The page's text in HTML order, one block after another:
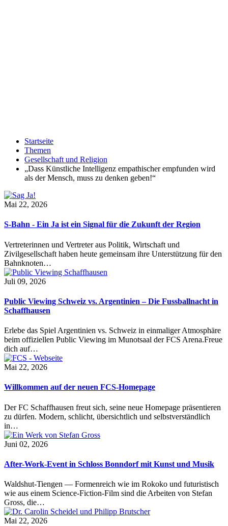
Startseite
Themen
Gesellschaft und Religion
„Dass Künstliche Intelligenz empathischer empfunden wird
als der Mensch, muss zu denken geben!“
Mai 22, 2026
S-Bahn - Ein Ja ist ein Signal für die Zukunft der Region
Vertreterinnen und Vertreter aus Politik, Wirtschaft und
Zivilgesellschaft haben heute gemeinsam ihre Unterstützung für den
Bahnknoten…
Juli 09, 2026
Public Viewing Schweiz vs. Argentinien – Die Fussballnacht in
Schaffhausen
Erlebe das Spiel Argentinien vs. Schweiz in einmaliger Atmosphäre
beim offiziellen Public Viewing im Munotsaal der FCS Arena.Freue
dich auf…
Mai 22, 2026
Willkommen auf der neuen FCS-Homepage
Der FC Schaffhausen freut sich, seine neue Homepage präsentieren
zu dürfen. Modern, schlicht, übersichtlich und selbstverständlich
in…
Juni 02, 2026
After-Work-Event in Schloss Bonndorf mit Kunst und Musik
Waldshut-Tiengen — Formenreich wie im Rokoko und futuristisch
wie aus einem Science-Fiction-Film sind die Arbeiten von Stefan
Gross, die…
Mai 22, 2026